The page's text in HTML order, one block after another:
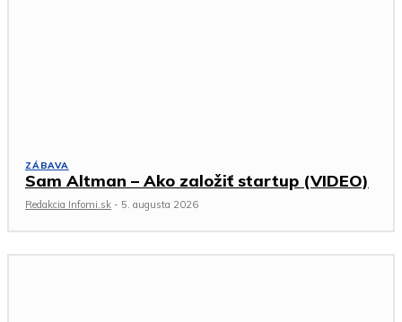
ZÁBAVA
Sam Altman – Ako založiť startup (VIDEO)
Redakcia Infomi.sk - 5. augusta 2026